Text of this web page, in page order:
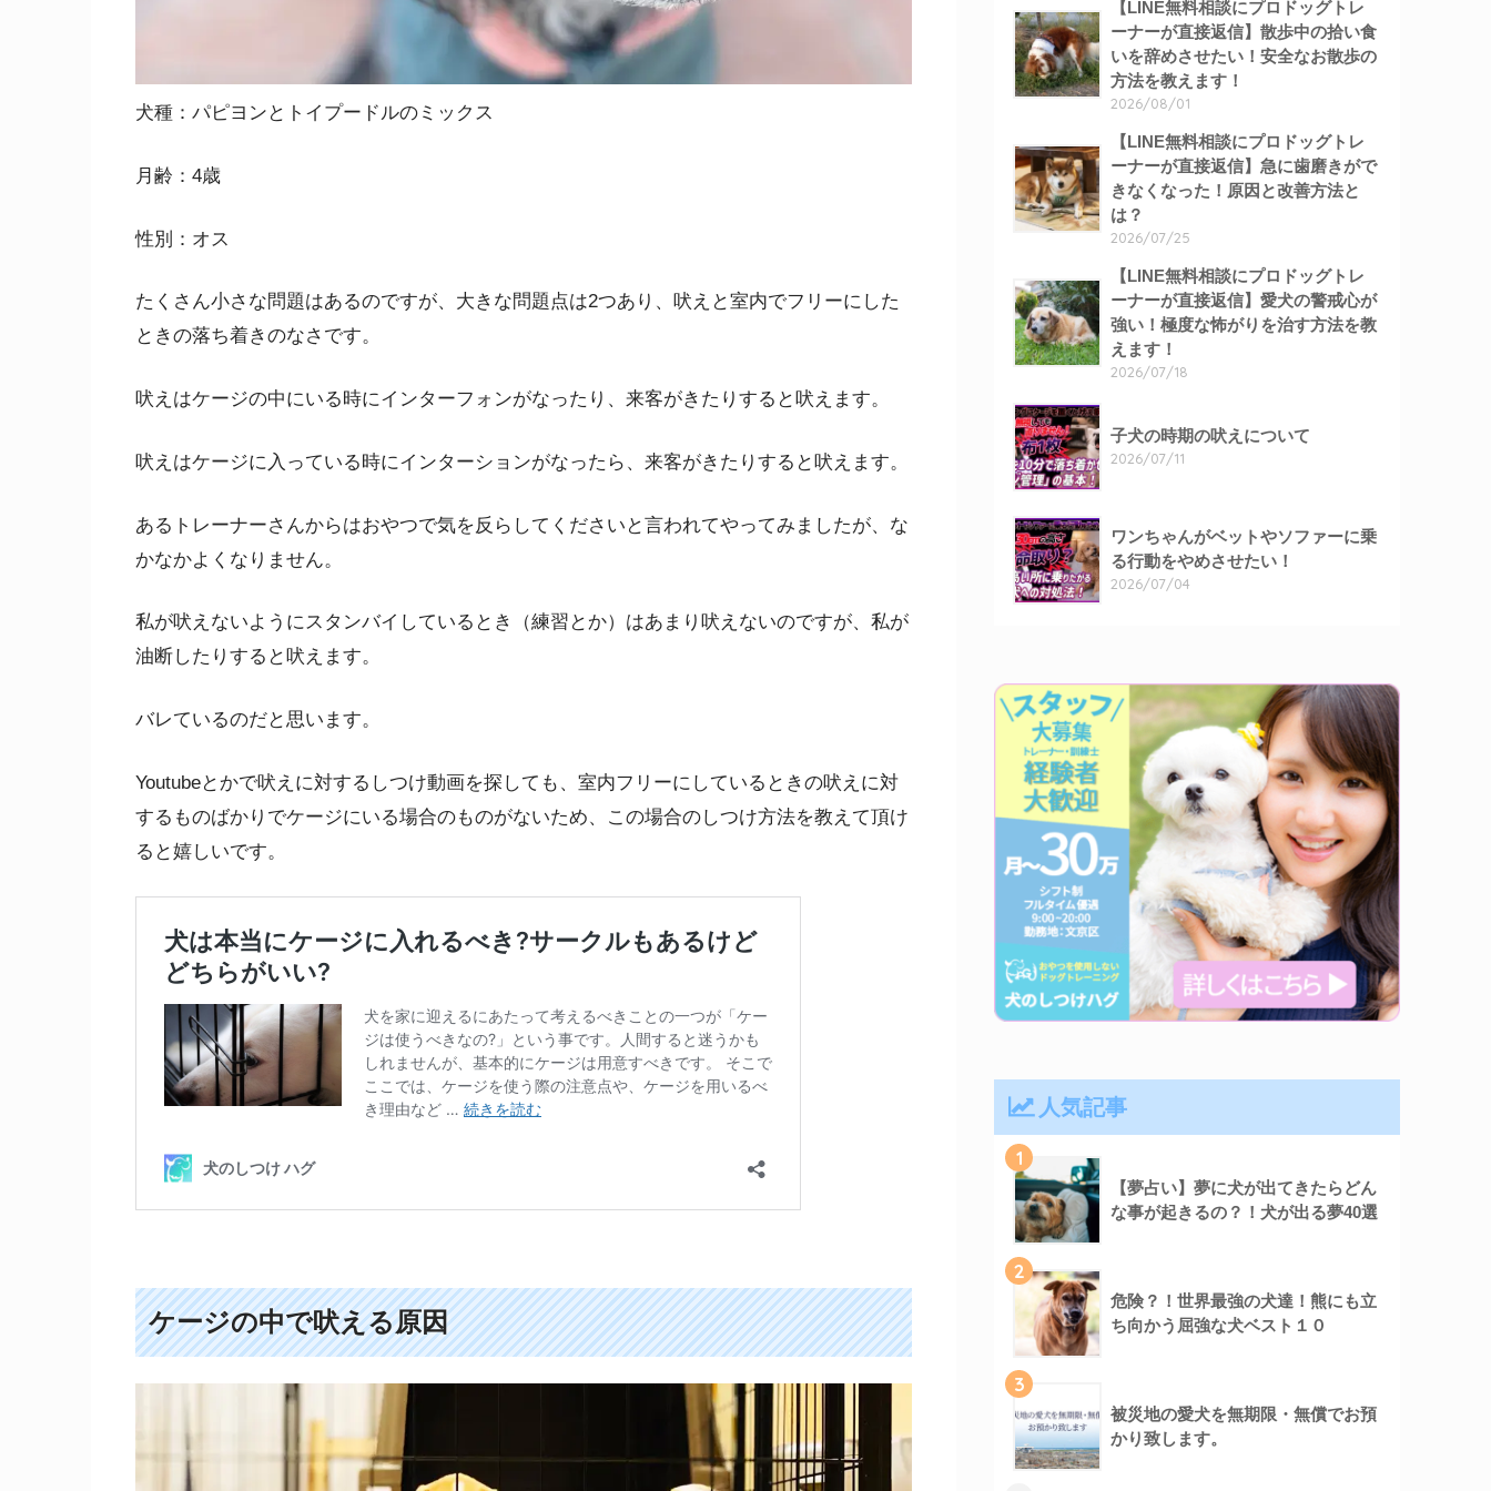
犬種：パピヨンとトイプードルのミックス
月齢：4歳
性別：オス
たくさん小さな問題はあるのですが、大きな問題点は2つあり、吠えと室内でフリーにした
ときの落ち着きのなさです。
吠えはケージの中にいる時にインターフォンがなったり、来客がきたりすると吠えます。
吠えはケージに入っている時にインターションがなったら、来客がきたりすると吠えます。
あるトレーナーさんからはおやつで気を反らしてくださいと言われてやってみましたが、な
かなかよくなりません。
私が吠えないようにスタンバイしているとき（練習とか）はあまり吠えないのですが、私が
油断したりすると吠えます。
バレているのだと思います。
Youtubeとかで吠えに対するしつけ動画を探しても、室内フリーにしているときの吠えに対
するものばかりでケージにいる場合のものがないため、この場合のしつけ方法を教えて頂け
ると嬉しいです。
ケージの中で吠える原因
【LINE無料相談にプロドッグトレ
ーナーが直接返信】散歩中の拾い食
いを辞めさせたい！安全なお散歩の
方法を教えます！
2026/08/01
【LINE無料相談にプロドッグトレ
ーナーが直接返信】急に歯磨きがで
きなくなった！原因と改善方法と
は？
2026/07/25
【LINE無料相談にプロドッグトレ
ーナーが直接返信】愛犬の警戒心が
強い！極度な怖がりを治す方法を教
えます！
2026/07/18
子犬の時期の吠えについて
2026/07/11
ワンちゃんがベットやソファーに乗
る行動をやめさせたい！
2026/07/04
人気記事
1
【夢占い】夢に犬が出てきたらどん
な事が起きるの？！犬が出る夢40選
2
危険？！世界最強の犬達！熊にも立
ち向かう屈強な犬ベスト１０
3
被災地の愛犬を無期限・無償でお預
かり致します。